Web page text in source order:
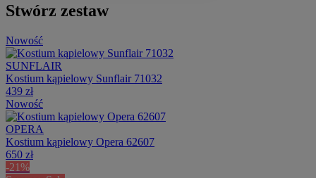
Stwórz zestaw
Nowość
SUNFLAIR
Kostium kąpielowy Sunflair 71032
439 zł
Nowość
OPERA
Kostium kąpielowy Opera 62607
650 zł
-21%